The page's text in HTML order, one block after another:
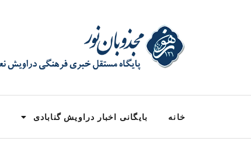
خانه بایگانی اخبار دراویش گنابادی